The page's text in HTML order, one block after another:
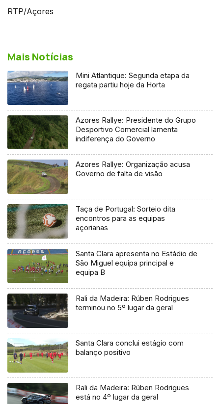
RTP/Açores
Mais Notícias
Mini Atlantique: Segunda etapa da
regata partiu hoje da Horta
Azores Rallye: Presidente do Grupo
Desportivo Comercial lamenta
indiferença do Governo
Azores Rallye: Organização acusa
Governo de falta de visão
Taça de Portugal: Sorteio dita
encontros para as equipas
açorianas
Santa Clara apresenta no Estádio de
São Miguel equipa principal e
equipa B
Rali da Madeira: Rúben Rodrigues
terminou no 5º lugar da geral
Santa Clara conclui estágio com
balanço positivo
Rali da Madeira: Rúben Rodrigues
está no 4º lugar da geral